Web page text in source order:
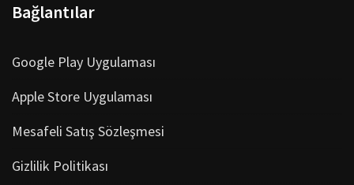
Bağlantılar
Google Play Uygulaması
Apple Store Uygulaması
Mesafeli Satış Sözleşmesi
Gizlilik Politikası